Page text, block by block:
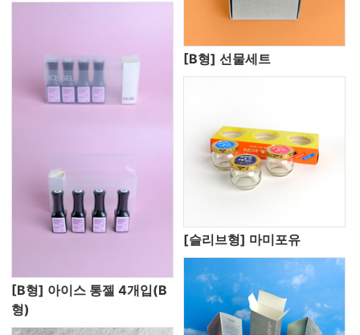
[B형] 선물세트
[B형] 아이스 통젤 4개입(B
형)
[슬리브형] 마미포유